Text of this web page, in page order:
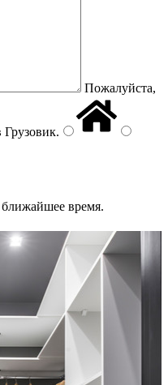
Пожалуйста,
Грузовик.
время.